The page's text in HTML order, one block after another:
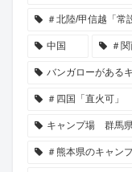
＃北陸/甲信越「常
中国 ＃
バンガローがある
＃四国「直火可」
キャンプ場 群馬
＃熊本県のキャン